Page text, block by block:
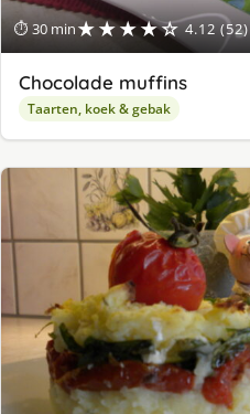
⏱ 30 min★★★★☆ 4.12 (52)
Chocolade muffins
Taarten, koek & gebak